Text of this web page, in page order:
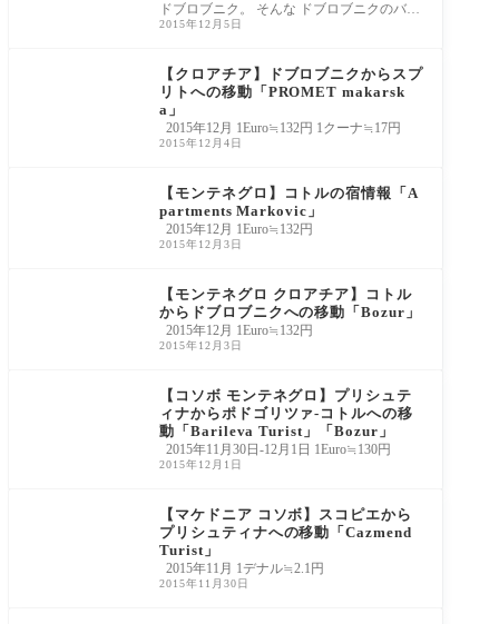
ドブロブニク。 そんな ドブロブニクのバス
ターミ
2015年12月5日
【クロアチア】ドブロブニクからスプ
リトへの移動「PROMET makarsk
a」
2015年12月 1Euro≒132円 1クーナ≒17円
2015年12月4日
【モンテネグロ】コトルの宿情報「A
partments Markovic」
2015年12月 1Euro≒132円
2015年12月3日
【モンテネグロ クロアチア】コトル
からドブロブニクへの移動「Bozur」
2015年12月 1Euro≒132円
2015年12月3日
【コソボ モンテネグロ】プリシュテ
ィナからポドゴリツァ-コトルへの移
動「Barileva Turist」「Bozur」
2015年11月30日-12月1日 1Euro≒130円
2015年12月1日
【マケドニア コソボ】スコピエから
プリシュティナへの移動「Cazmend
Turist」
2015年11月 1デナル≒2.1円
2015年11月30日